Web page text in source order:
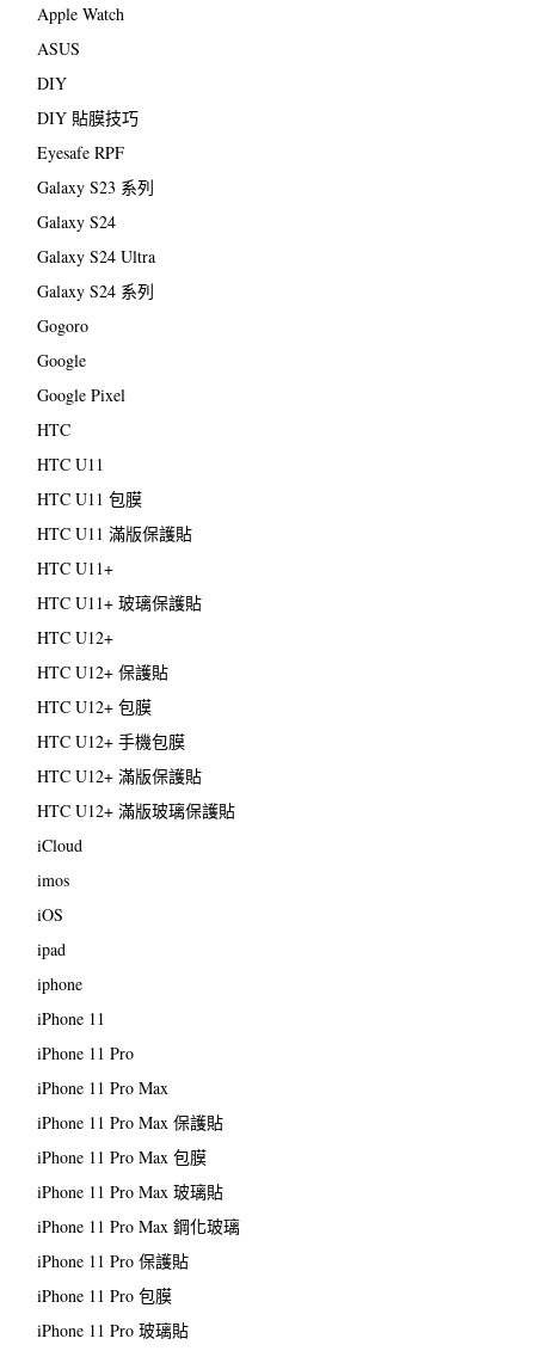
Apple Watch
ASUS
DIY
DIY 貼膜技巧
Eyesafe RPF
Galaxy S23 系列
Galaxy S24
Galaxy S24 Ultra
Galaxy S24 系列
Gogoro
Google
Google Pixel
HTC
HTC U11
HTC U11 包膜
HTC U11 滿版保護貼
HTC U11+
HTC U11+ 玻璃保護貼
HTC U12+
HTC U12+ 保護貼
HTC U12+ 包膜
HTC U12+ 手機包膜
HTC U12+ 滿版保護貼
HTC U12+ 滿版玻璃保護貼
iCloud
imos
iOS
ipad
iphone
iPhone 11
iPhone 11 Pro
iPhone 11 Pro Max
iPhone 11 Pro Max 保護貼
iPhone 11 Pro Max 包膜
iPhone 11 Pro Max 玻璃貼
iPhone 11 Pro Max 鋼化玻璃
iPhone 11 Pro 保護貼
iPhone 11 Pro 包膜
iPhone 11 Pro 玻璃貼